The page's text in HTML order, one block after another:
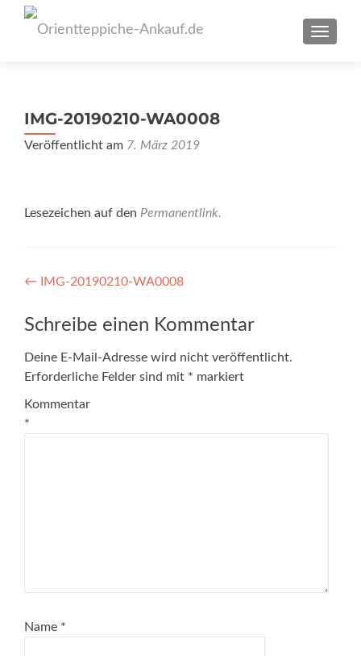
IMG-20190210-WA0008
Veröffentlicht am 7. März 2019
Lesezeichen auf den Permanentlink.
Artikel-
Navigation
← IMG-20190210-WA0008
Schreibe einen Kommentar
Deine E-Mail-Adresse wird nicht veröffentlicht.
Erforderliche Felder sind mit * markiert
Kommentar
*
Name *